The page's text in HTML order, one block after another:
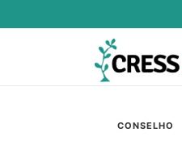
CONSELHO